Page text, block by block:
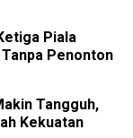
Piala
Penonton
Tangguh,
Kekuatan